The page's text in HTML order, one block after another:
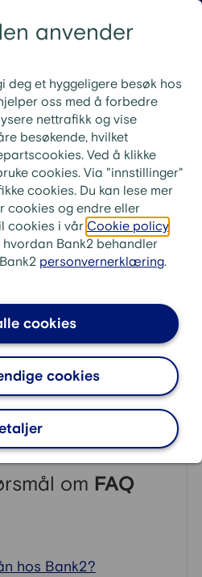
anvender
deg et hyggeligere besøk hos
oss med å forbedre
nettrafikk og vise
besøkende, hvilket
Ved å klikke
cookies. Via "innstillinger"
cookies. Du kan lese mer
cookies og endre eller
cookies i vår Cookie policy
Bank2 behandler
personvernerklæring.
cookies
cookies
på lån
lånet ditt må du bruke
faktura. Ønsker du i
innbetaling, skriv «Til
i meldingsfeltet i stedet for
boliglån
på
serielån?
på boliglånet på: Med
samme beløp hver
Med
store avdrag hver måned,
etter hvert som
om FAQ
hos Bank2?